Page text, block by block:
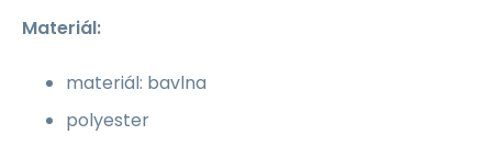
Materiál:
materiál: bavlna
polyester